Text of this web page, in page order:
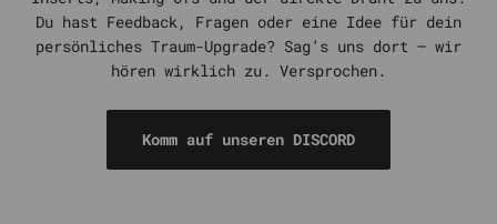
Du hast Feedback, Fragen oder eine Idee für dein
persönliches Traum-Upgrade? Sag’s uns dort – wir
hören wirklich zu. Versprochen.
Komm auf unseren DISCORD